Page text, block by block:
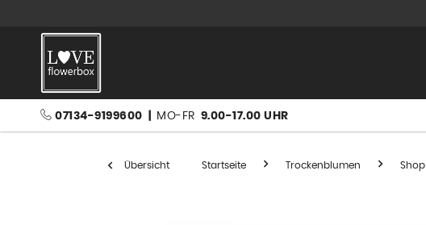
07134-9199600 MO-FR 9.00-17.00 UHR
Übersicht Startseite Trockenblumen Shop